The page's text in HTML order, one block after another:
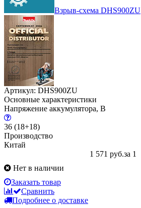
Взрыв-схема DHS900ZU
Артикул: DHS900ZU
Основные характеристики
Напряжение аккумулятора, В
36 (18+18)
Производство
Китай
1 571 руб.за 1
Нет в наличии
Заказать товар
Сравнить
Подробнее о доставке